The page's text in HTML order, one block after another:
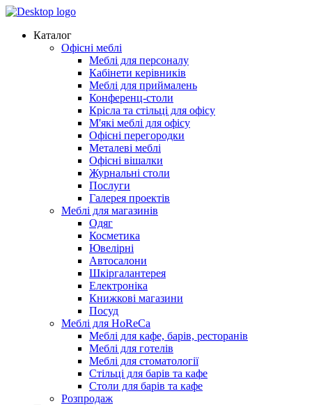
Каталог
Офісні меблі
Меблі для персоналу
Кабінети керівників
Меблі для приймалень
Конференц-столи
Крісла та стільці для офісу
М'які меблі для офісу
Офісні перегородки
Металеві меблі
Офісні вішалки
Журнальні столи
Послуги
Галерея проектів
Меблі для магазинів
Одяг
Косметика
Ювелірні
Автосалони
Шкіргалантерея
Електроніка
Книжкові магазини
Посуд
Меблі для HoReCa
Меблі для кафе, барів, ресторанів
Меблі для готелів
Меблі для стоматології
Стільці для барів та кафе
Столи для барів та кафе
Розпродаж